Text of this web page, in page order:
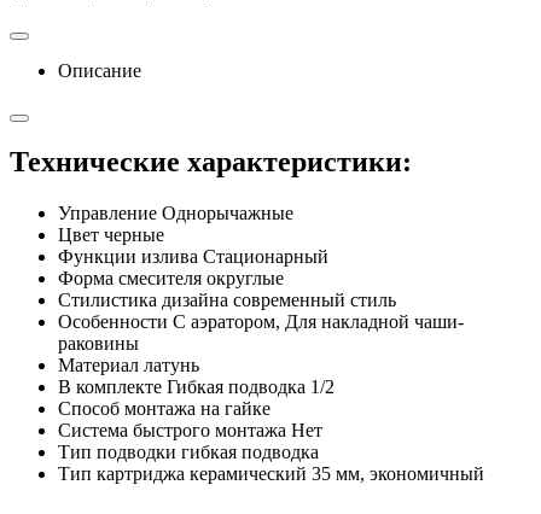
Описание
Технические характеристики:
Управление Однорычажные
Цвет черные
Функции излива Стационарный
Форма смесителя округлые
Стилистика дизайна современный стиль
Особенности С аэратором, Для накладной чаши-
раковины
Материал латунь
В комплекте Гибкая подводка 1/2
Способ монтажа на гайке
Система быстрого монтажа Нет
Тип подводки гибкая подводка
Тип картриджа керамический 35 мм, экономичный